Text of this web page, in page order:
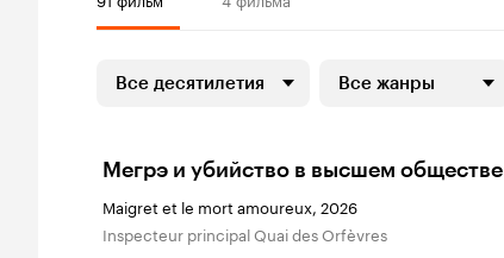
Все десятилетия Все жанры
Мегрэ и убийство в высшем обществе
Maigret et le mort amoureux, 2026
Inspecteur principal Quai des Orfèvres